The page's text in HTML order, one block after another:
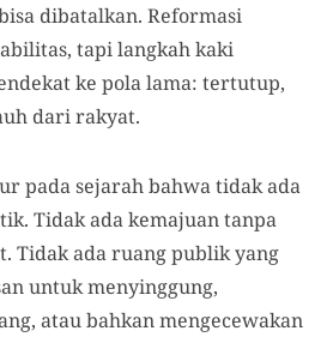
dibatalkan. Reformasi
tapi langkah kaki
ke pola lama: tertutup,
dari rakyat.
pada sejarah bahwa tidak ada
Tidak ada kemajuan tanpa
Tidak ada ruang publik yang
untuk menyinggung,
atau bahkan mengecewakan